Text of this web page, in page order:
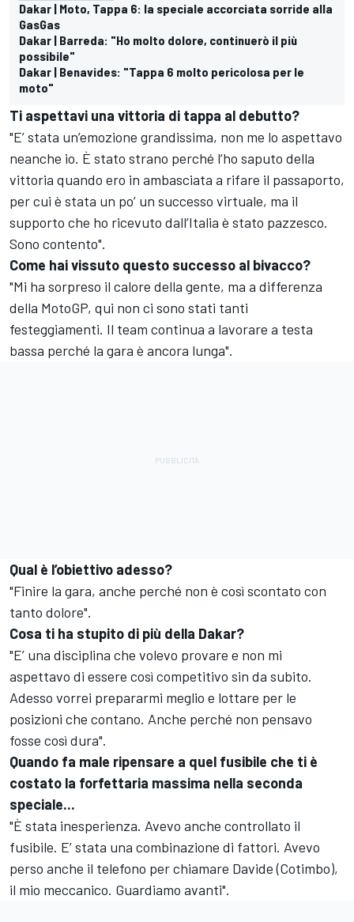
Dakar | Moto, Tappa 6: la speciale accorciata sorride alla
GasGas
Dakar | Barreda: "Ho molto dolore, continuerò il più
possibile"
Dakar | Benavides: "Tappa 6 molto pericolosa per le
moto"
Ti aspettavi una vittoria di tappa al debutto?
"E’ stata un’emozione grandissima, non me lo aspettavo
neanche io. È stato strano perché l’ho saputo della
vittoria quando ero in ambasciata a rifare il passaporto,
per cui è stata un po’ un successo virtuale, ma il
supporto che ho ricevuto dall’Italia è stato pazzesco.
Sono contento".
Come hai vissuto questo successo al bivacco?
"Mi ha sorpreso il calore della gente, ma a differenza
della MotoGP, qui non ci sono stati tanti
festeggiamenti. Il team continua a lavorare a testa
bassa perché la gara è ancora lunga".
Qual è l’obiettivo adesso?
"Finire la gara, anche perché non è così scontato con
tanto dolore".
Cosa ti ha stupito di più della Dakar?
"E’ una disciplina che volevo provare e non mi
aspettavo di essere così competitivo sin da subito.
Adesso vorrei prepararmi meglio e lottare per le
posizioni che contano. Anche perché non pensavo
fosse così dura".
Quando fa male ripensare a quel fusibile che ti è
costato la forfettaria massima nella seconda
speciale...
"È stata inesperienza. Avevo anche controllato il
fusibile. E’ stata una combinazione di fattori. Avevo
perso anche il telefono per chiamare Davide (Cotimbo),
il mio meccanico. Guardiamo avanti".